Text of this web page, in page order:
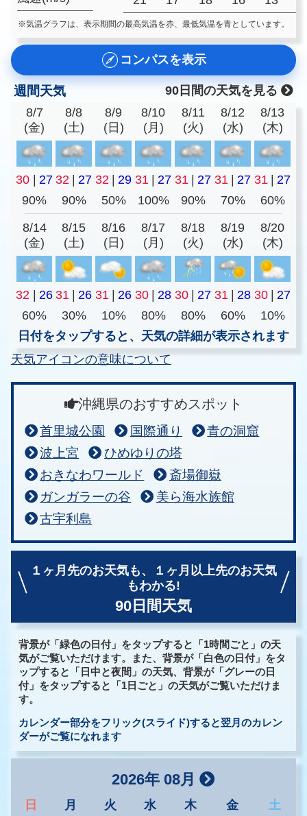
※気温グラフは、表示期間の最高気温を赤、最低気温を青としています。
コンパスを表示
週間天気
90日間の天気を見る
8/7
(金)
8/8
(土)
8/9
(日)
8/10
(月)
8/11
(火)
8/12
(水)
8/13
(木)
30 | 27 32 | 27 32 | 29 31 | 27 31 | 27 31 | 27 31 | 27
90%
90% 50% 100% 90% 70% 60%
8/14
(金)
8/15
(土)
8/16
(日)
8/17
(月)
8/18
(火)
8/19
(水)
8/20
(木)
32 | 26 31 | 26 31 | 26 30 | 28 30 | 27 31 | 28 30 | 27
60%
30% 10% 80% 80% 60%
10%
日付をタップすると、天気の詳細が表示されます
天気アイコンの意味について
沖縄県のおすすめスポット
首里城公園 国際通り
青の洞窟
波上宮
ひめゆりの塔
おきなわワールド
斎場御嶽
ガンガラーの谷
美ら海水族館
古宇利島
１ヶ月先のお天気も、
１ヶ月以上先のお天気
もわかる!
90日間天気
背景が「緑色の日付」をタップすると「1時間ごと」の天
気がご覧いただけます。また、背景が「白色の日付」をタ
ップすると「日中と夜間」の天気、背景が「グレーの日
付」をタップすると「1日ごと」の天気がご覧いただけま
す。
カレンダー部分をフリック(スライド)すると翌月のカレン
ダーがご覧になれます
2026年 08月
日 月 火 水 木 金 土